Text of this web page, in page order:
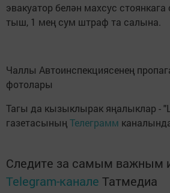
эвакуатор белән махсус
тыш, 1 мең сум штраф та салына.
Чаллы Автоинспекциясенең
фотолары
Тагы да кызыклырак яңалыклар -
газетасының Телеграмм
Следите за самым важным
Telegram-канале Татмедиа